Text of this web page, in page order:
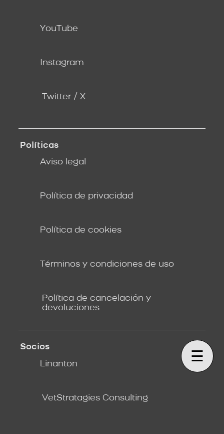
☰
YouTube
Instagram
Twitter / X
Políticas
Aviso legal
Política de privacidad
Política de cookies
Términos y condiciones de uso
Política de cancelación y
devoluciones
Socios
Linanton
VetStratagies Consulting